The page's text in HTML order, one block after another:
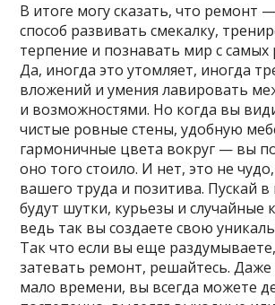
В итоге могу сказать, что ремонт
способ развивать смекалку,
терпение и познавать мир с самых
Да, иногда это утомляет, иногда
вложений и умения лавировать
и возможностями. Но когда вы
чистые ровные стены, удобную
гармоничные цвета вокруг — вы
оно того стоило. И нет, это не
вашего труда и позитива. Пускай в
будут шутки, курьезы и случайные
ведь так вы создаете свою
Так что если вы еще
затевать ремонт, решайтесь. Даже
мало времени, вы всегда можете